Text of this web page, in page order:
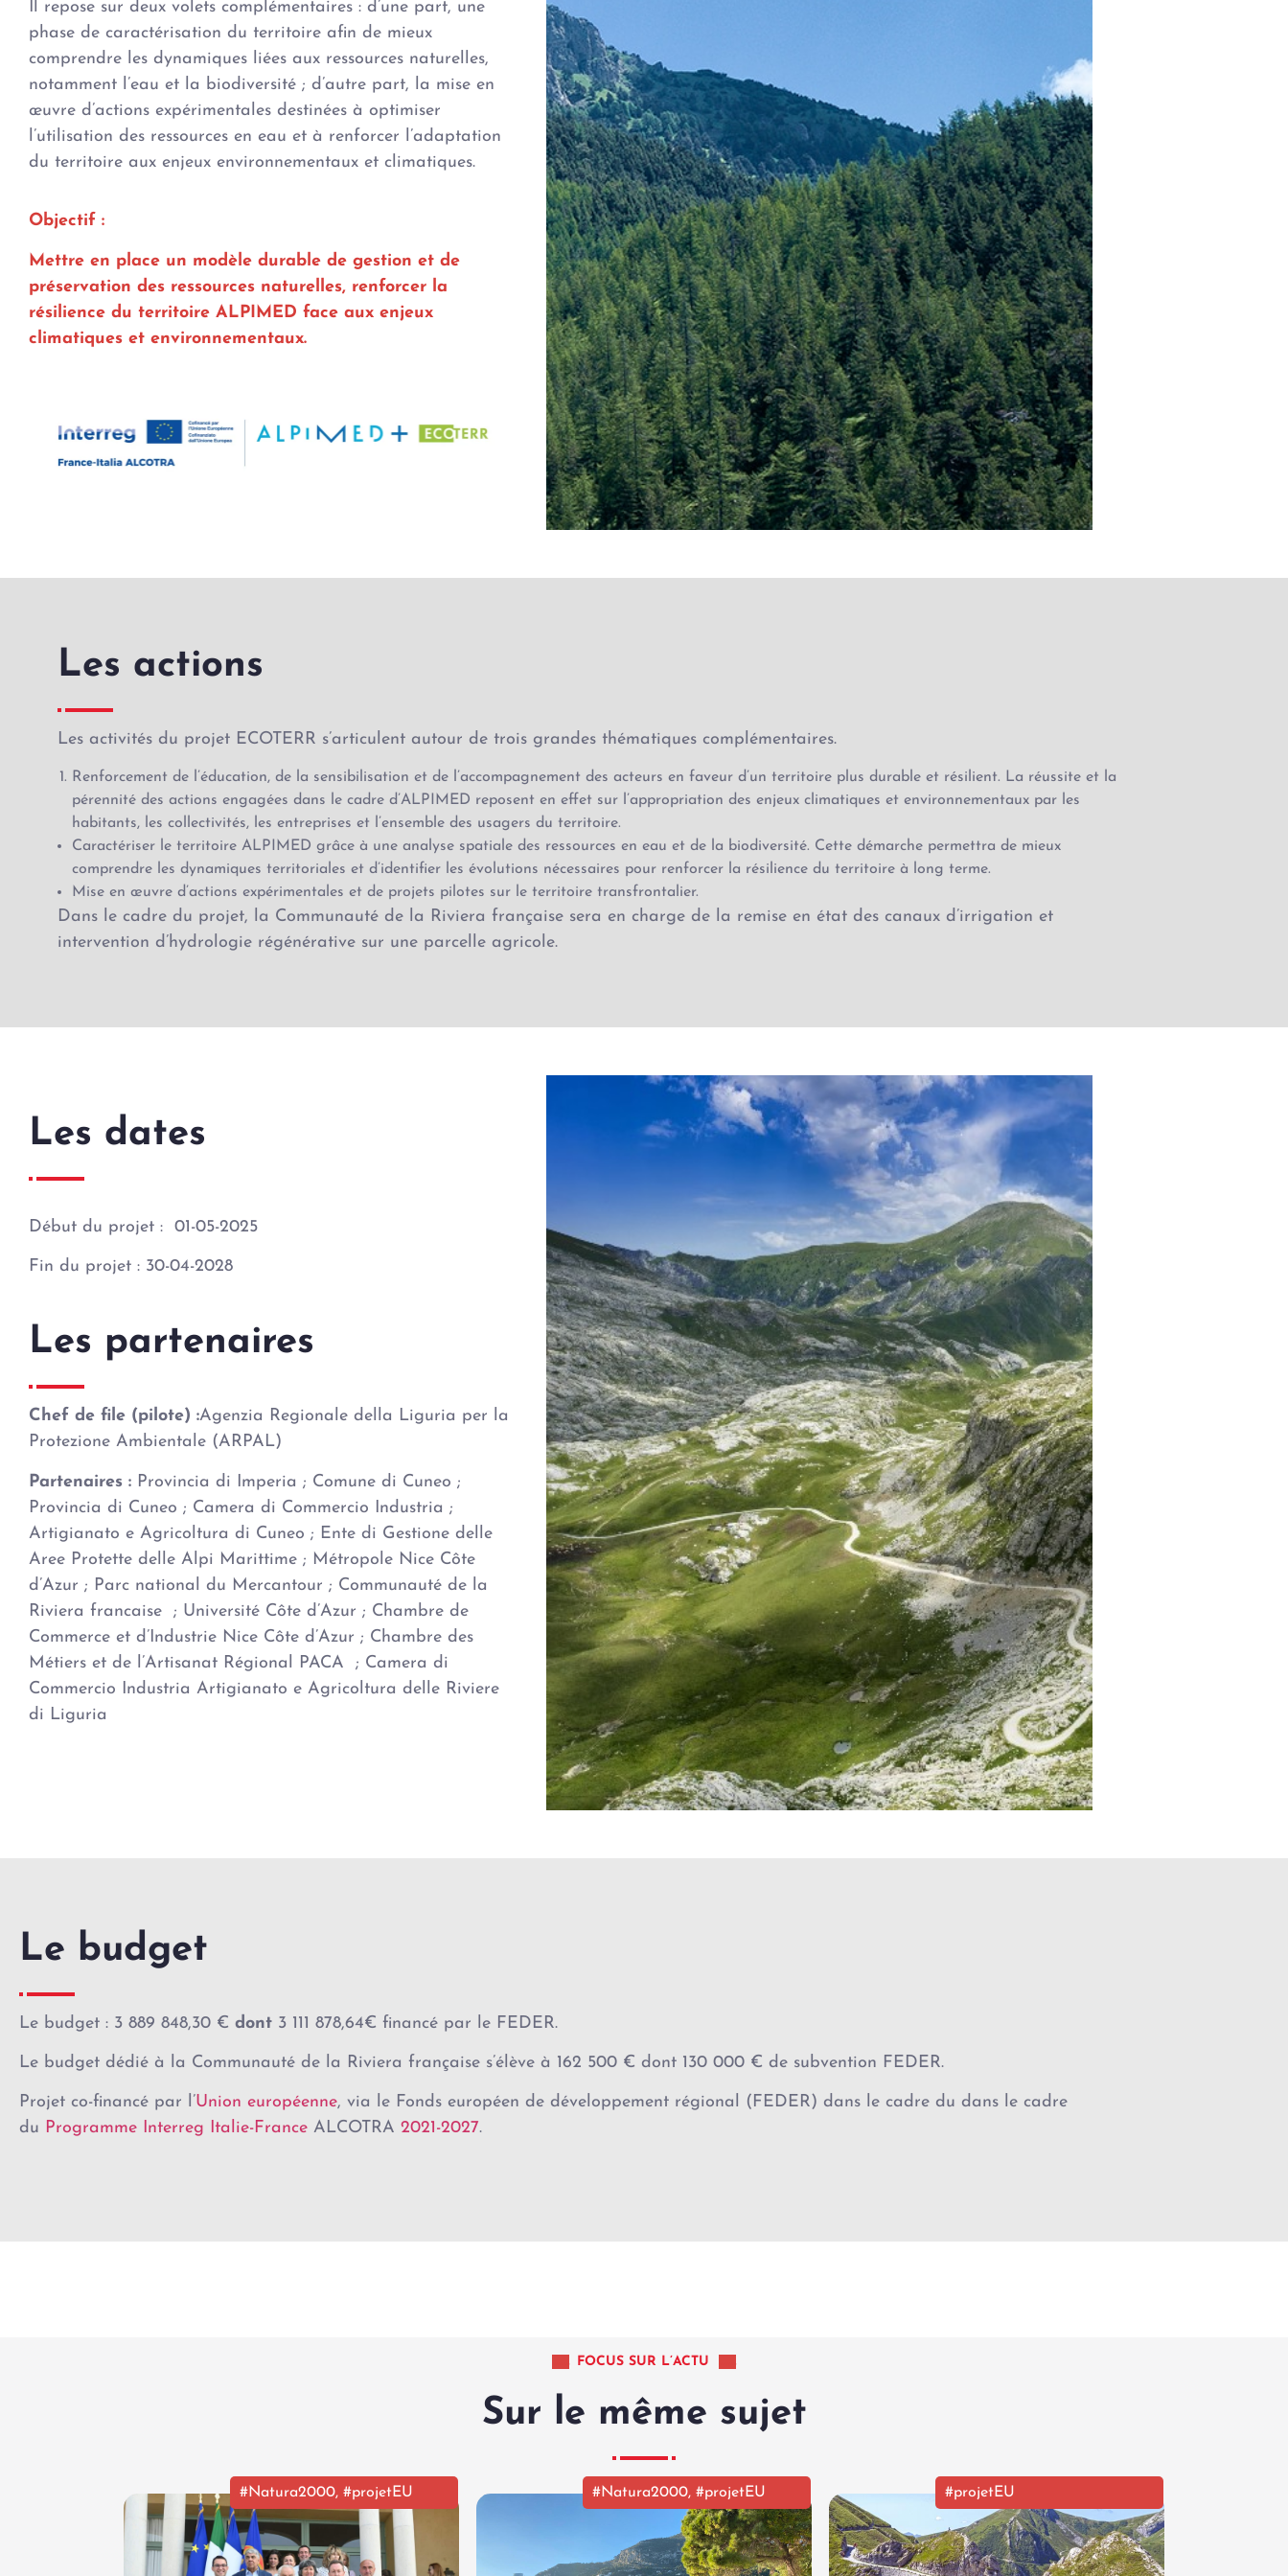
Il repose sur deux volets complémentaires : d’une part, une
phase de caractérisation du territoire afin de mieux
comprendre les dynamiques liées aux ressources naturelles,
notamment l’eau et la biodiversité ; d’autre part, la mise en
œuvre d’actions expérimentales destinées à optimiser
l’utilisation des ressources en eau et à renforcer l’adaptation
du territoire aux enjeux environnementaux et climatiques.
Objectif :
Mettre en place un modèle durable de gestion et de
préservation des ressources naturelles, renforcer la
résilience du territoire ALPIMED face aux enjeux
climatiques et environnementaux.
Les actions
Les activités du projet ECOTERR s’articulent autour de trois grandes thématiques complémentaires.
Renforcement de l’éducation, de la sensibilisation et de l’accompagnement des acteurs en faveur d’un territoire plus durable et résilient. La réussite et la
pérennité des actions engagées dans le cadre d’ALPIMED reposent en effet sur l’appropriation des enjeux climatiques et environnementaux par les
habitants, les collectivités, les entreprises et l’ensemble des usagers du territoire.
Caractériser le territoire ALPIMED grâce à une analyse spatiale des ressources en eau et de la biodiversité. Cette démarche permettra de mieux
comprendre les dynamiques territoriales et d’identifier les évolutions nécessaires pour renforcer la résilience du territoire à long terme.
Mise en œuvre d’actions expérimentales et de projets pilotes sur le territoire transfrontalier.
Dans le cadre du projet, la Communauté de la Riviera française sera en charge de la remise en état des canaux d’irrigation et
intervention d’hydrologie régénérative sur une parcelle agricole.
Les dates
Début du projet : 01-05-2025
Fin du projet : 30-04-2028
Les partenaires
Chef de file (pilote) :Agenzia Regionale della Liguria per la
Protezione Ambientale (ARPAL)
Partenaires : Provincia di Imperia ; Comune di Cuneo ;
Provincia di Cuneo ; Camera di Commercio Industria ;
Artigianato e Agricoltura di Cuneo ; Ente di Gestione delle
Aree Protette delle Alpi Marittime ; Métropole Nice Côte
d’Azur ; Parc national du Mercantour ; Communauté de la
Riviera francaise ; Université Côte d’Azur ; Chambre de
Commerce et d’Industrie Nice Côte d’Azur ; Chambre des
Métiers et de l’Artisanat Régional PACA ; Camera di
Commercio Industria Artigianato e Agricoltura delle Riviere
di Liguria
Le budget
Le budget : 3 889 848,30 € dont 3 111 878,64€ financé par le FEDER.
Le budget dédié à la Communauté de la Riviera française s’élève à 162 500 € dont 130 000 € de subvention FEDER.
Projet co-financé par l’Union européenne, via le Fonds européen de développement régional (FEDER) dans le cadre du dans le cadre
du Programme Interreg Italie-France ALCOTRA 2021-2027.
FOCUS SUR L’ACTU
Sur le même sujet
#Natura2000,#projetEU #Natura2000,#projetEU #projetEU